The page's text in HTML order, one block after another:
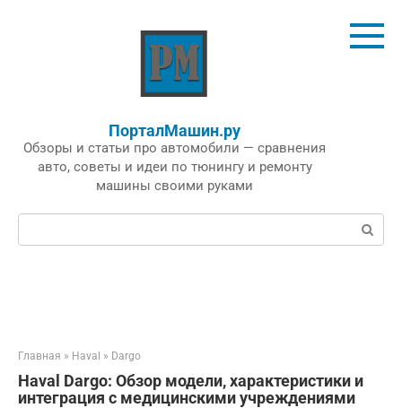
ПорталМашин.ру
Обзоры и статьи про автомобили — сравнения
авто, советы и идеи по тюнингу и ремонту
машины своими руками
Поиск:
Главная » Haval » Dargo
Haval Dargo: Обзор модели, характеристики и
интеграция с медицинскими учреждениями